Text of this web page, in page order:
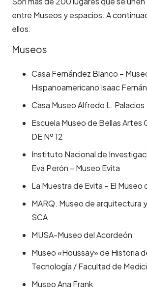
entre Museos y espacios. A
ellos:
Museos
Casa Fernández Blanco –
Hispanoamericano Isaac
Casa Museo Alfredo L. Palacios
Escuela Museo de Bellas Artes
DE Nº 12
Instituto Nacional de
Eva Perón – Museo Evita
La Muestra de Evita – El Museo
MARQ. Museo de arquitectura
SCA
MUSA-Museo del Acordeón
Museo «Houssay» de Historia
Tecnología / Facultad de
Museo Ana Frank